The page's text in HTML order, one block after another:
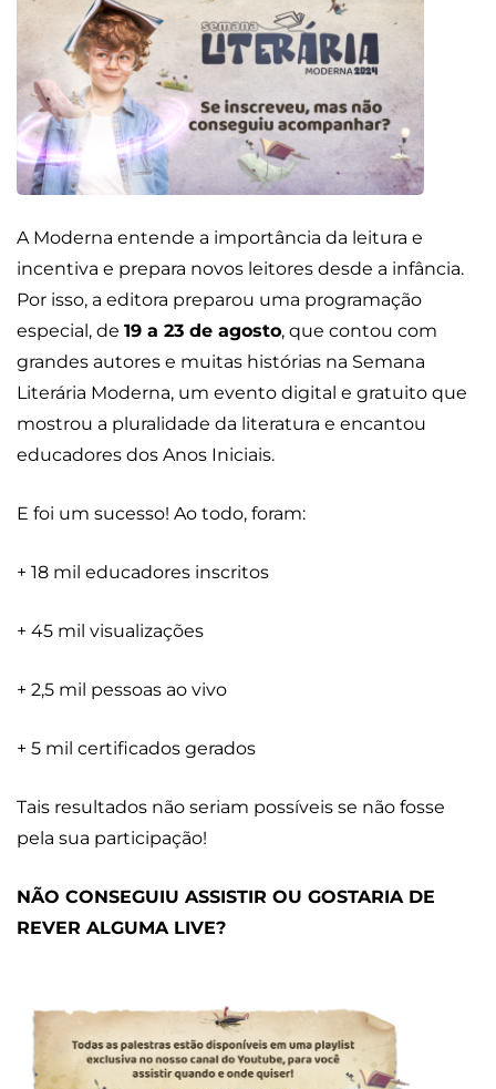
A Moderna entende a importância da leitura e
incentiva e prepara novos leitores desde a infância.
Por isso, a editora preparou uma programação
especial, de 19 a 23 de agosto, que contou com
grandes autores e muitas histórias na Semana
Literária Moderna, um evento digital e gratuito que
mostrou a pluralidade da literatura e encantou
educadores dos Anos Iniciais.
E foi um sucesso! Ao todo, foram:
+ 18 mil educadores inscritos
+ 45 mil visualizações
+ 2,5 mil pessoas ao vivo
+ 5 mil certificados gerados
Tais resultados não seriam possíveis se não fosse
pela sua participação!
NÃO CONSEGUIU ASSISTIR OU GOSTARIA DE
REVER ALGUMA LIVE?